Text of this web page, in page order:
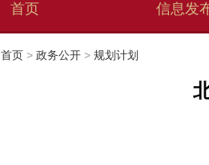
首页 信息发
首页 > 政务公开 > 规划计划